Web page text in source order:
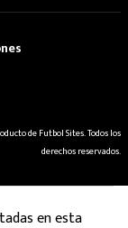
de Futbol Sites. Todos los
derechos reservados.
en esta